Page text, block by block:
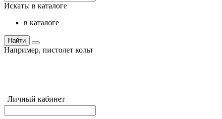
Искать: в каталоге
в каталоге
Найти
Например, пистолет кольт
Личный кабинет